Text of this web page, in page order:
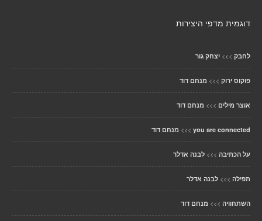
דוגמית מדפי היצירות
לחבק >>> יצחק גור
פוקוס ירוק >>> מנחם דוד
אוצר מילים >>> מנחם דוד
you are connected
>>> מנחם דוד
על הכתיבה >>> לבנה אדלר
תפילה >>> לבנה אדלר
השתחוויה >>> מנחם דוד